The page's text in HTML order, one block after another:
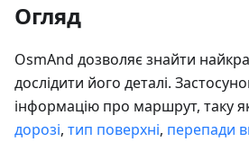
Огляд
OsmAnd дозволяє знайти
дослідити його деталі.
інформацію про маршрут, таку
дорозі, тип поверхні, перепади